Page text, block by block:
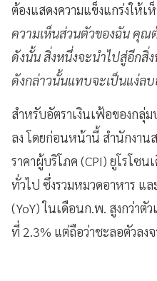
ต้องแสดงความแข็งแกร่งให้เ
ความเห็นส่วนตัวของฉัน คุณ
ดังนั้น สิ่งหนึ่งจะนำไปสู่อีกสิ่
ดังกล่าวนั้นแทบจะเป็นแง่ล
สำหรับอัตราเงินเฟ้อของกลุ่
ลง โดยก่อนหน้านี้ สำนักงาน
ราคาผู้บริโภค (CPI) ยูโรโซ
ทั่วไป ซึ่งรวมหมวดอาหาร แ
(YoY) ในเดือนก.พ. สูงกว่าตั
ที่ 2.3% แต่ถือว่าชะลอตัวลง